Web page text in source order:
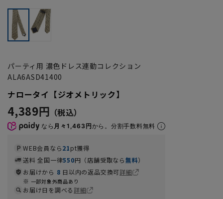
パーティ用 濃色ドレス連動コレクション
ALA6ASD41400
ナロータイ【ジオメトリック】
4,389円
なら 月々1,463円から。分割手数料無料
WEB会員なら21pt獲得
送料 全国一律550円（店舗受取なら無料）
お届けから 8 日以内の返品交換可詳細
一部対象外商品あり
お届け日を調べる詳細